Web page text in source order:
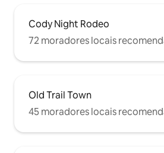
Cody Night Rodeo
72 moradores locais
Old Trail Town
45 moradores locais